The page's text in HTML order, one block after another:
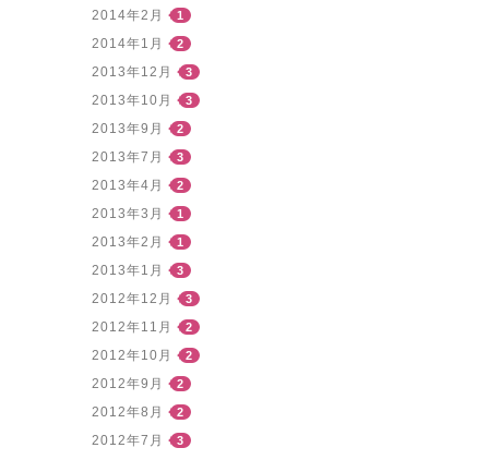
2014年2月 1
2014年1月 2
2013年12月 3
2013年10月 3
2013年9月 2
2013年7月 3
2013年4月 2
2013年3月 1
2013年2月 1
2013年1月 3
2012年12月 3
2012年11月 2
2012年10月 2
2012年9月 2
2012年8月 2
2012年7月 3